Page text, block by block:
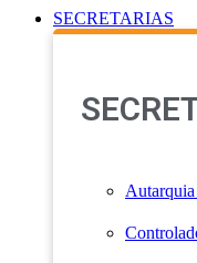
SECRETARIAS